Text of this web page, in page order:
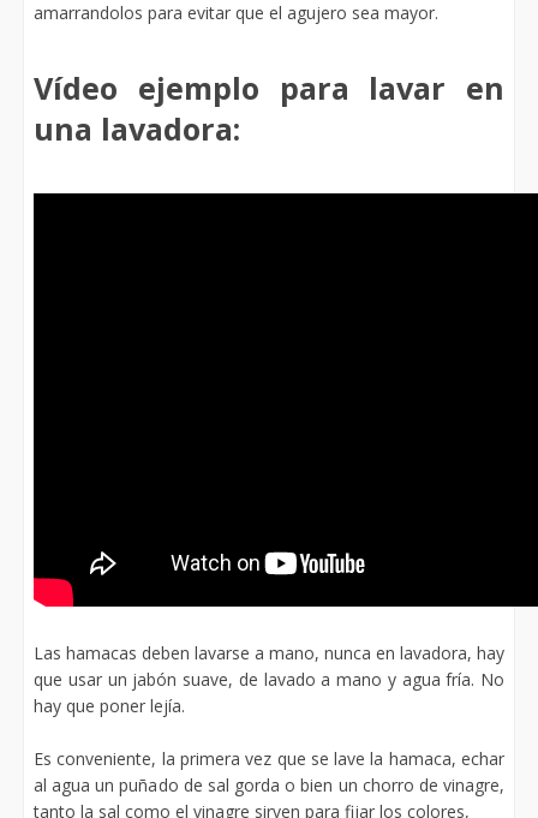
amarrandolos para evitar que el agujero sea mayor.
Vídeo ejemplo para lavar en
una lavadora:
Las hamacas deben lavarse a mano, nunca en lavadora, hay
que usar un jabón suave, de lavado a mano y agua fría. No
hay que poner lejía.
Es conveniente, la primera vez que se lave la hamaca, echar
al agua un puñado de sal gorda o bien un chorro de vinagre,
tanto la sal como el vinagre sirven para fijar los colores,